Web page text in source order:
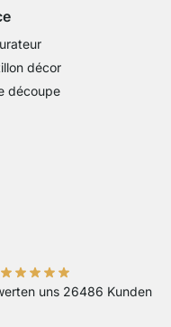
décor
découpe
Sofort
uns 26486 Kunden